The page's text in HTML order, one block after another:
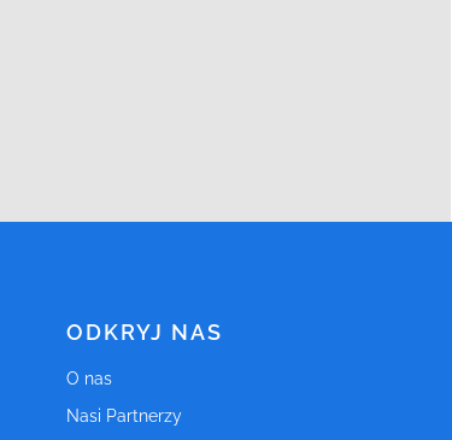
ODKRYJ NAS
O nas
Nasi Partnerzy